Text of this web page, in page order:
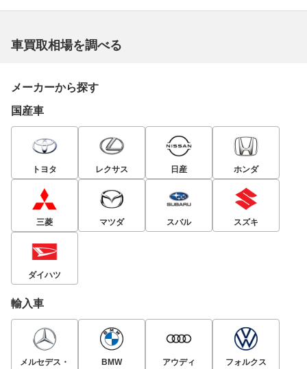
車買取相場を調べる
メーカーから探す
国産車
トヨタ レクサス 日産 ホンダ
三菱 マツダ スバル スズキ
ダイハツ
輸入車
メルセデス・
BMW アウディ
フォルクス